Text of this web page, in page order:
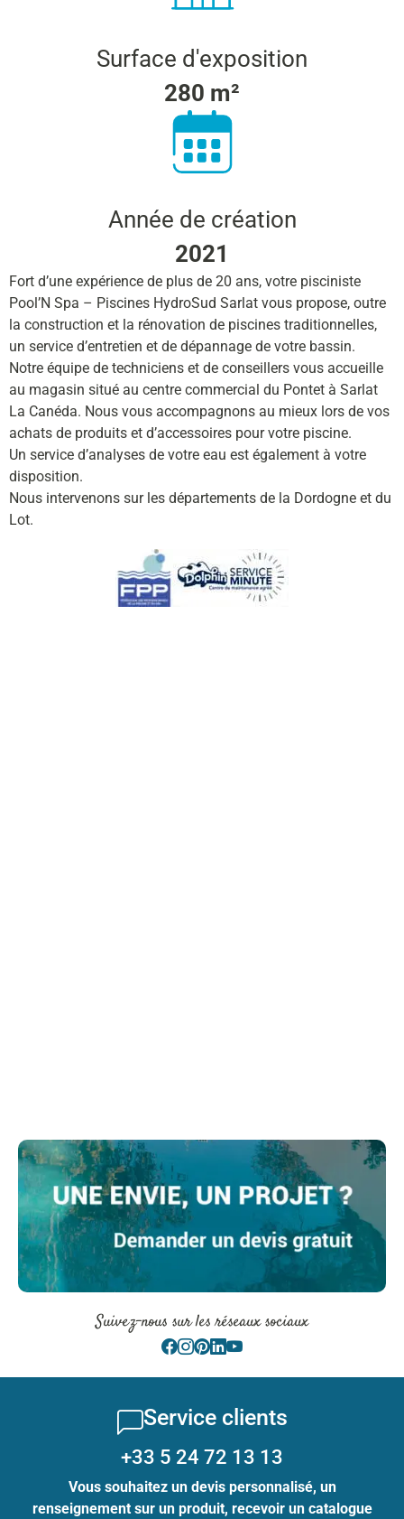
Surface d'exposition
280 m²
Année de création
2021
Fort d’une expérience de plus de 20 ans, votre pisciniste
Pool’N Spa – Piscines HydroSud Sarlat vous propose, outre
la construction et la rénovation de piscines traditionnelles,
un service d’entretien et de dépannage de votre bassin.
Notre équipe de techniciens et de conseillers vous accueille
au magasin situé au centre commercial du Pontet à Sarlat
La Canéda. Nous vous accompagnons au mieux lors de vos
achats de produits et d’accessoires pour votre piscine.
Un service d’analyses de votre eau est également à votre
disposition.
Nous intervenons sur les départements de la Dordogne et du
Lot.
Suivez-nous sur les réseaux sociaux
Service clients
+33 5 24 72 13 13
Vous souhaitez un devis personnalisé, un
renseignement sur un produit, recevoir un catalogue